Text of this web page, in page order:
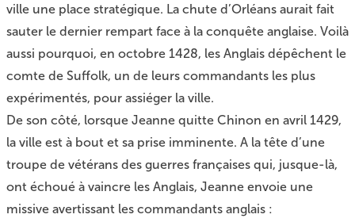
ville une place stratégique. La chute d’Orléans aurait fait
sauter le dernier rempart face à la conquête anglaise. Voilà
aussi pourquoi, en octobre 1428, les Anglais dépêchent le
comte de Suffolk, un de leurs commandants les plus
expérimentés, pour assiéger la ville.
De son côté, lorsque Jeanne quitte Chinon en avril 1429,
la ville est à bout et sa prise imminente. A la tête d’une
troupe de vétérans des guerres françaises qui, jusque-là,
ont échoué à vaincre les Anglais, Jeanne envoie une
missive avertissant les commandants anglais :